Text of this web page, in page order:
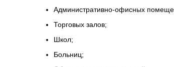
Административно-офисных
Торговых залов;
Школ;
Больниц;